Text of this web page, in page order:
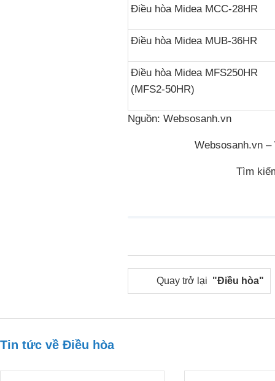
Điều hòa Midea MCC-28HR
Điều hòa Midea MUB-36HR
Điều hòa Midea MFS250HR
(MFS2-50HR)
Nguồn: Websosanh.vn
Websosanh.vn
Tìm
Quay trở lại "Điều hòa"
Tin tức về Điều hòa